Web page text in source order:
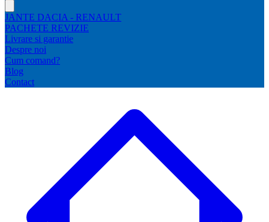
JANTE DACIA - RENAULT
PACHETE REVIZIE
Livrare si garantie
Despre noi
Cum comand?
Blog
Contact